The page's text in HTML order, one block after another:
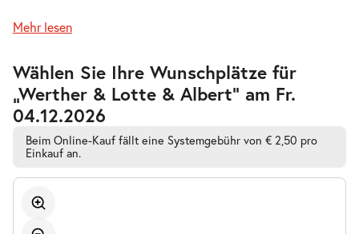
Werther & Lotte & Albert
07.01.2027
19:30 Uhr
Tickets
Werther & Lotte & Albert-
Mehr lesen
Wählen Sie Ihre Wunschplätze für
„Werther & Lotte & Albert” am Fr.
04.12.2026
Beim Online-Kauf fällt eine Systemgebühr von € 2,50 pro
Einkauf an.
Zur
barrierefreien
automatischen
Bestplatzwahl